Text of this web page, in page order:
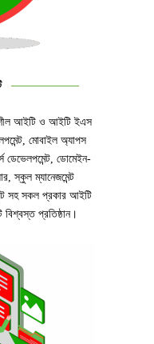
আইটি ও আইটি ইএস
মোবাইল অ্যাপস
ডেভেলপমেন্ট, ডোমেইন-
স্কুল ম্যানেজমেন্ট
সহ সকল প্রকার আইটি
প্রতিষ্ঠান।